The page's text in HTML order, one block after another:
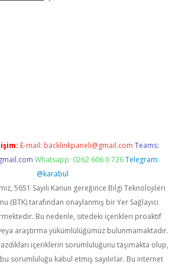
E-mail: backlinkpaneli@gmail.com Teams:
Whatsapp: 0262 606 0 726 Telegram:
@karabul
5651 Sayılı Kanun gereğince Bilgi Teknolojileri
(BTK) tarafından onaylanmış bir Yer Sağlayıcı
Bu nedenle, sitedeki içerikleri proaktif
araştırma yükümlülüğümüz bulunmamaktadır.
içeriklerin sorumluluğunu taşımakta olup,
sorumluluğu kabul etmiş sayılırlar. Bu internet